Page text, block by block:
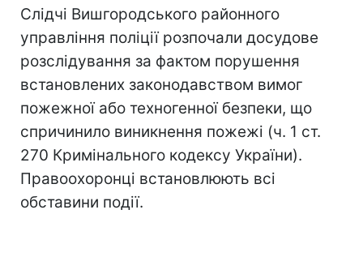
Слідчі Вишгородського районного
управління поліції розпочали досудове
розслідування за фактом порушення
встановлених законодавством вимог
пожежної або техногенної безпеки, що
спричинило виникнення пожежі (ч. 1 ст.
270 Кримінального кодексу України).
Правоохоронці встановлюють всі
обставини події.